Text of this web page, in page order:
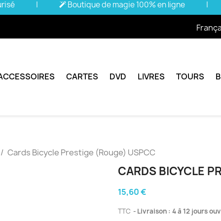
| Boutique de magie 100% en ligne |
CARTES DVD LIVRES TOURS
Cards Bicycle Prestige (Rouge) USPCC
CARDS BICYCLE
15,60 €
TTC Livraison : 4 à 12 jours